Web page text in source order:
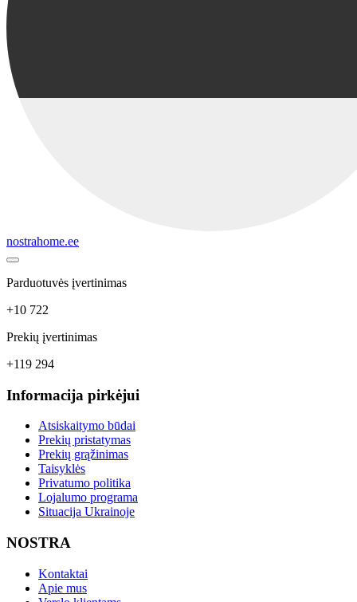
nostrahome.ee
Parduotuvės įvertinimas
+10 722
Prekių įvertinimas
+119 294
Informacija pirkėjui
Atsiskaitymo būdai
Prekių pristatymas
Prekių grąžinimas
Taisyklės
Privatumo politika
Lojalumo programa
Situacija Ukrainoje
NOSTRA
Kontaktai
Apie mus